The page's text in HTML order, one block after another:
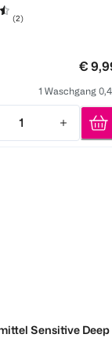
(2)
€
1 Waschgang
1
1
Sensitive Deep